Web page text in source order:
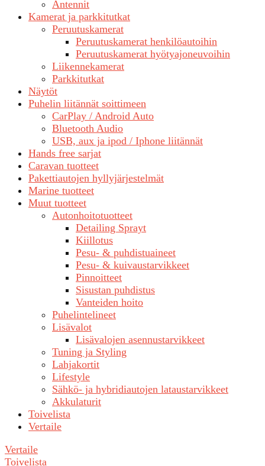
Antennit
Kamerat ja parkkitutkat
Peruutuskamerat
Peruutuskamerat henkilöautoihin
Peruutuskamerat hyötyajoneuvoihin
Liikennekamerat
Parkkitutkat
Näytöt
Puhelin liitännät soittimeen
CarPlay / Android Auto
Bluetooth Audio
USB, aux ja ipod / Iphone liitännät
Hands free sarjat
Caravan tuotteet
Pakettiautojen hyllyjärjestelmät
Marine tuotteet
Muut tuotteet
Autonhoitotuotteet
Detailing Sprayt
Kiillotus
Pesu- & puhdistuaineet
Pesu- & kuivaustarvikkeet
Pinnoitteet
Sisustan puhdistus
Vanteiden hoito
Puhelintelineet
Lisävalot
Lisävalojen asennustarvikkeet
Tuning ja Styling
Lahjakortit
Lifestyle
Sähkö- ja hybridiautojen lataustarvikkeet
Akkulaturit
Toivelista
Vertaile
Vertaile
Toivelista